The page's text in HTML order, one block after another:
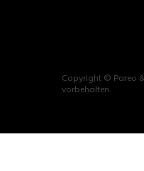
Copyright © Pareo
vorbehalten.